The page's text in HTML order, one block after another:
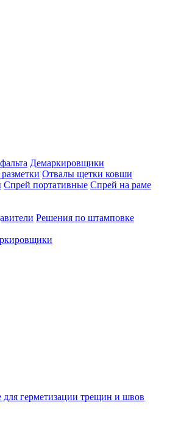
Демаркировщики
Отвалы щетки ковши
Спрей портативные Спрей на раме
Решения по штамповке
для герметизации трещин и швов